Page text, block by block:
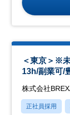
＜東京＞※
13h/副業可/
株式会社
正社員採用